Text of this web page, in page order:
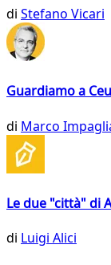
di Stefano Vicari
Guardiamo a
di Marco
Le due "città" di
di Luigi Alici